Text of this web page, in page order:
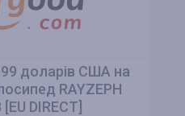
доларів США на
RAYZEPH
DIRECT]